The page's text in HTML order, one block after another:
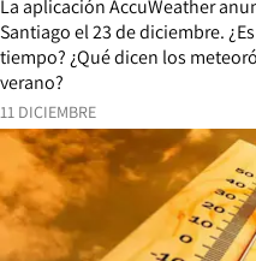
11 DICIEMBRE
La aplicación AccuWeather
Santiago el 23 de diciembre.
tiempo? ¿Qué dicen los
verano?